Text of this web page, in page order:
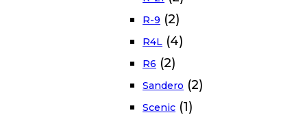
R-9 (2)
R4L (4)
R6 (2)
Sandero (2)
Scenic (1)